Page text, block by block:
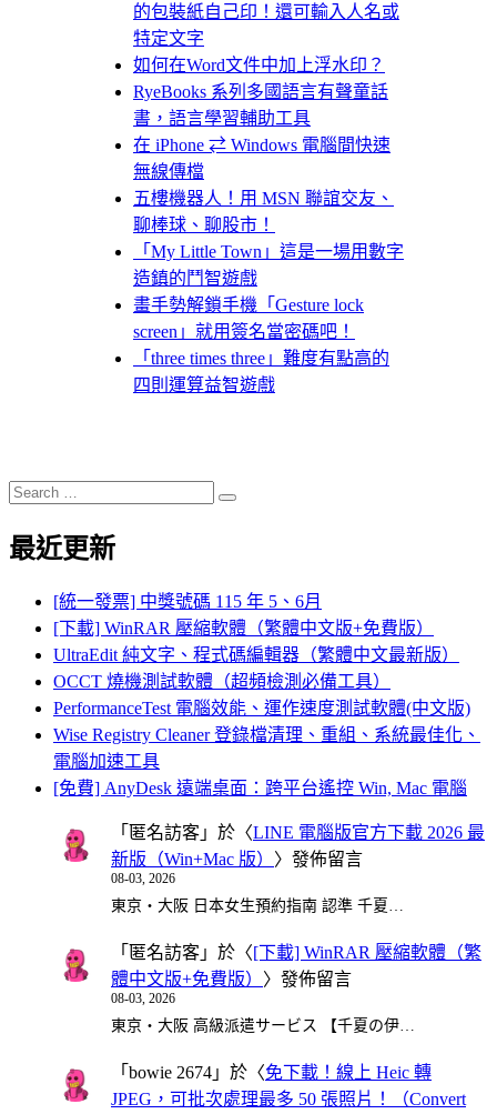
的包裝紙自己印！還可輸入人名或
特定文字
如何在Word文件中加上浮水印？
RyeBooks 系列多國語言有聲童話
書，語言學習輔助工具
在 iPhone ⇄ Windows 電腦間快速
無線傳檔
五樓機器人！用 MSN 聯誼交友、
聊棒球、聊股市！
「My Little Town」這是一場用數字
造鎮的鬥智遊戲
畫手勢解鎖手機「Gesture lock
screen」就用簽名當密碼吧！
「three times three」難度有點高的
四則運算益智遊戲
Search
for:
Search
最近更新
[統一發票] 中獎號碼 115 年 5、6月
[下載] WinRAR 壓縮軟體（繁體中文版+免費版）
UltraEdit 純文字、程式碼編輯器（繁體中文最新版）
OCCT 燒機測試軟體（超頻檢測必備工具）
PerformanceTest 電腦效能、運作速度測試軟體(中文版)
Wise Registry Cleaner 登錄檔清理、重組、系統最佳化、
電腦加速工具
[免費] AnyDesk 遠端桌面：跨平台遙控 Win, Mac 電腦
「 匿名訪客 」於〈LINE 電腦版官方下載 2026 最
新版（Win+Mac 版） 〉發佈留言
08-03, 2026
東京・大阪 日本女生預約指南 認準 千夏…
「 匿名訪客 」於〈[下載] WinRAR 壓縮軟體（繁
體中文版+免費版） 〉發佈留言
08-03, 2026
東京・大阪 高級派遣サービス 【千夏の伊…
「 bowie 2674 」於〈免下載！線上 Heic 轉
JPEG，可批次處理最多 50 張照片！（Convert